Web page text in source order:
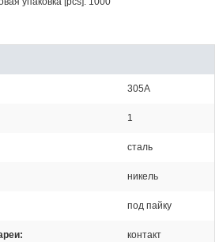
305A
1
сталь
никель
под пайку
контакт